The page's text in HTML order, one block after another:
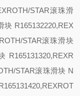
STAR滚珠滑
块 R165132220,REX
STAR滚珠滑块
R165131320,REXR
STAR滚珠滑块 N